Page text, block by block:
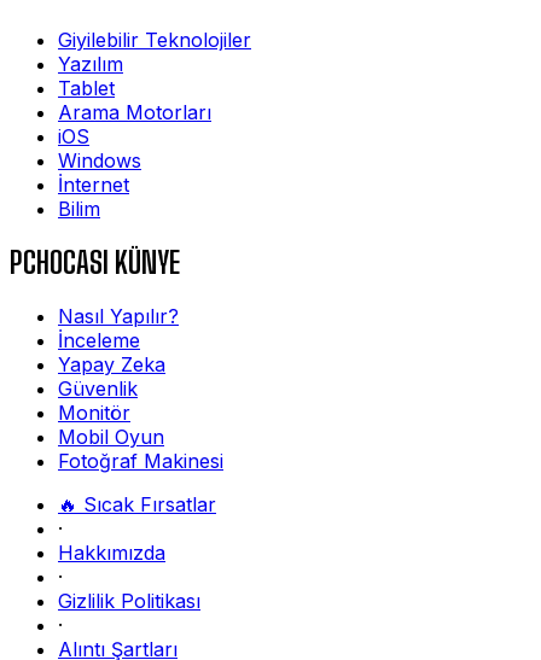
Giyilebilir Teknolojiler
Yazılım
Tablet
Arama Motorları
iOS
Windows
İnternet
Bilim
PCHOCASI KÜNYE
Nasıl Yapılır?
İnceleme
Yapay Zeka
Güvenlik
Monitör
Mobil Oyun
Fotoğraf Makinesi
🔥 Sıcak Fırsatlar
·
Hakkımızda
·
Gizlilik Politikası
·
Alıntı Şartları